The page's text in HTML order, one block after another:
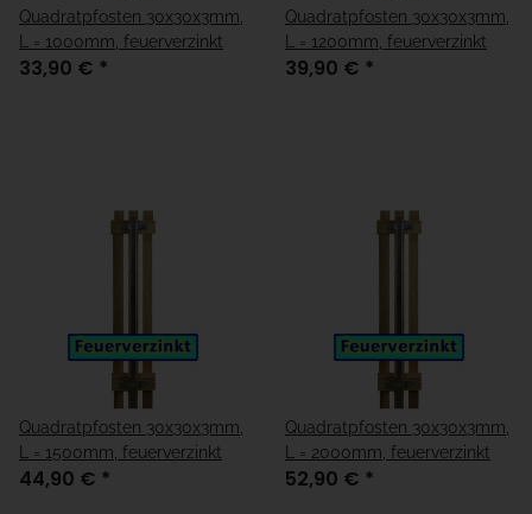
Quadratpfosten 30x30x3mm,
L = 1000mm, feuerverzinkt
33,90 € *
Quadratpfosten 30x30x3mm,
L = 1200mm, feuerverzinkt
39,90 € *
Quadratpfosten 30x30x3mm,
L = 1500mm, feuerverzinkt
44,90 € *
Quadratpfosten 30x30x3mm,
L = 2000mm, feuerverzinkt
52,90 € *